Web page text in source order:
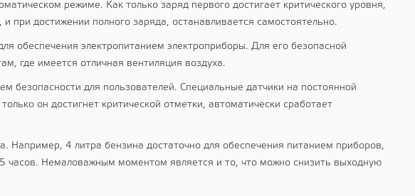
режиме. Как только заряд первого достигает критического уровня,
при достижении полного заряда, останавливается самостоятельно.
обеспечения электропитанием электроприборы. Для его безопасной
где имеется отличная вентиляция воздуха.
безопасности для пользователей. Специальные датчики на постоянной
он достигнет критической отметки, автоматически сработает
Например, 4 литра бензина достаточно для обеспечения питанием приборов,
Немаловажным моментом является и то, что можно снизить выходную